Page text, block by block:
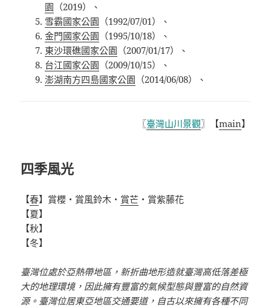
園 （2019）、
雪霸國家公園 （1992/07/01）、
金門國家公園 （1995/10/18）、
東沙環礁國家公園 （2007/01/17）、
台江國家公園 （2009/10/15）、
澎湖南方四島國家公園 （2014/06/08）、
〖臺灣山川景觀〗【main】
四季風光
【春】賞櫻・賞風鈴木・ 賞芒 ・賞紫藤花
【夏】
【秋】
【冬】
臺灣位處於亞熱帶地區，新折曲地形造就臺灣高低落差極
大的地理環境，因此擁有豐富的氣候型態與豐富的自然資
源。臺灣位居東亞地區交通要道，自古以來擁有各種不同